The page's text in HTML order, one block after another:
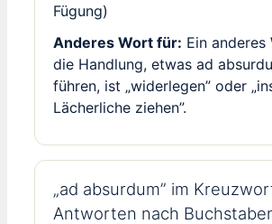
Fügung)
Anderes Wort für: Ein
die Handlung, etwas ad
führen, ist „widerlegen” oder
Lächerliche ziehen”.
„ad absurdum” im
Antworten nach